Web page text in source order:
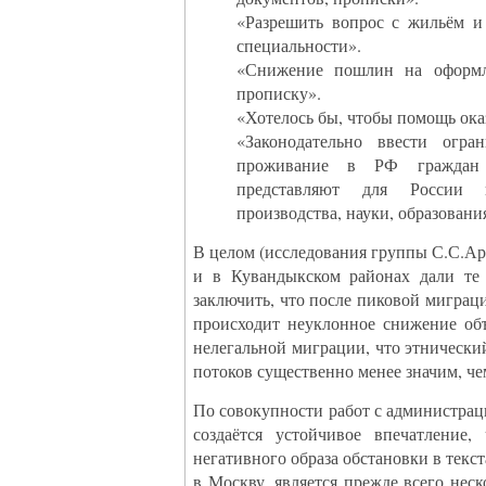
«Разрешить вопрос с жильём и
специальности».
«Снижение пошлин на
прописку».
«Хотелось бы, чтобы помощь
«Законодательно ввести
проживание в РФ
представляют для
производства, науки,
В целом (исследования группы
и в Кувандыкском районах дали
заключить, что после пиковой
происходит неуклонное снижение
нелегальной миграции, что
потоков существенно менее значим,
По совокупности работ с
создаётся устойчивое
негативного образа обстановки в